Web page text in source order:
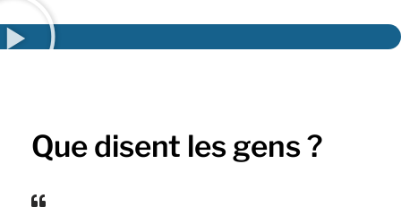
Que disent les gens ?